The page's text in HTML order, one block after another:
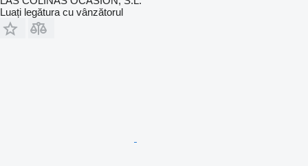
Luați legătura cu vânzătorul